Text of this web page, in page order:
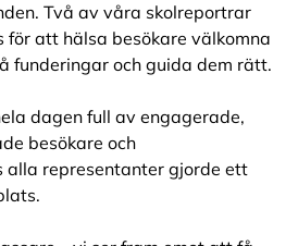
Två av våra skolreportrar
för att hälsa besökare välkomna
funderingar och guida dem rätt.
dagen full av engagerade,
besökare och
alla representanter gjorde ett